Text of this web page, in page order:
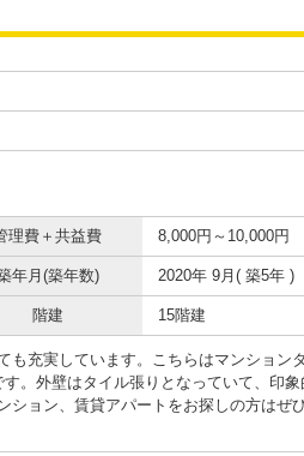
理費＋共益費 8,000円～10,000円
年月(築年数) 2020年 9月( 築5年 )
階建 15階建
充実しています。こちらはマンション
。外壁はタイル張りとなっていて、印
ョン、賃貸アパートをお探しの方はぜ